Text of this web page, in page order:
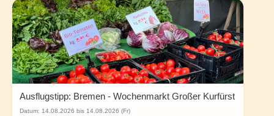
Ausflugstipp: Bremen - Wochenmarkt Großer Kurfürst
Datum: 14.08.2026 bis 14.08.2026 (Fr)